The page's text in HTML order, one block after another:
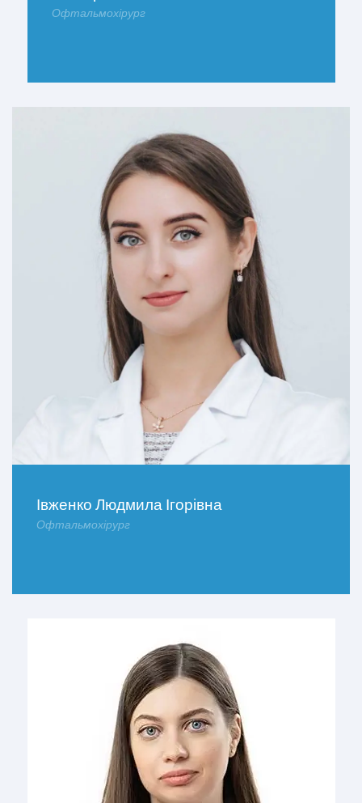
Офтальмохірург
ДОКЛАДНІШЕ
Івженко Людмила Ігорівна
Офтальмохірург